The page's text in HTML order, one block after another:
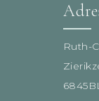
Ruth-